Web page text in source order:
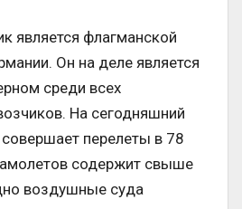
является флагманской
Он на деле является
среди всех
На сегодняшний
перелеты в 78
содержит свыше
воздушные суда